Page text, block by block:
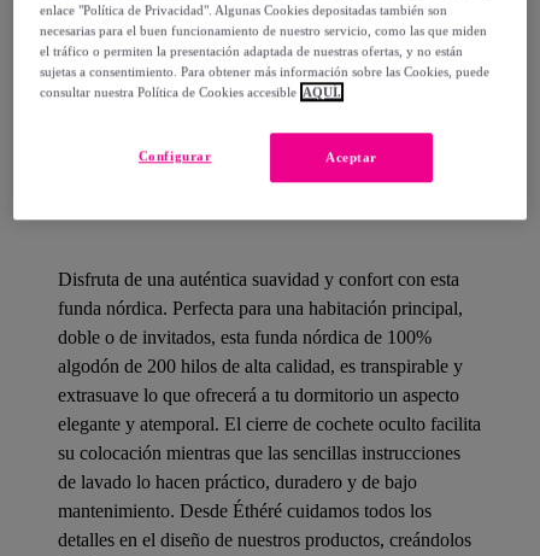
¿Cómo funciona?
Detalles del producto
Disfruta de una auténtica suavidad y confort con esta
funda nórdica. Perfecta para una habitación principal,
doble o de invitados, esta funda nórdica de 100%
algodón de 200 hilos de alta calidad, es transpirable y
extrasuave lo que ofrecerá a tu dormitorio un aspecto
elegante y atemporal. El cierre de cochete oculto facilita
su colocación mientras que las sencillas instrucciones
de lavado lo hacen práctico, duradero y de bajo
mantenimiento. Desde Éthéré cuidamos todos los
detalles en el diseño de nuestros productos, creándolos
enlace "Política de Privacidad". Algunas Cookies depositadas también son
necesarias para el buen funcionamiento de nuestro servicio, como las que miden
el tráfico o permiten la presentación adaptada de nuestras ofertas, y no están
sujetas a consentimiento. Para obtener más información sobre las Cookies, puede
consultar nuestra Política de Cookies accesible AQUÍ.
Aceptar
Configurar